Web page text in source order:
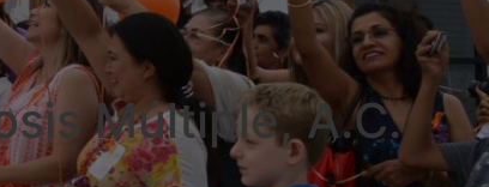
Múltiple, A.C.